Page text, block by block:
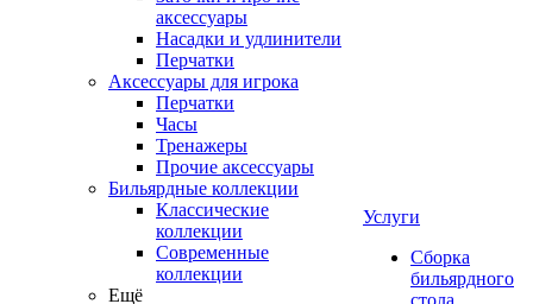
аксессуары
Насадки и удлинители
Перчатки
Аксессуары для игрока
Перчатки
Часы
Тренажеры
Прочие аксессуары
Бильярдные коллекции
Классические
коллекции
Современные
коллекции
Ещё
Услуги
Сборка
бильярдного
стола